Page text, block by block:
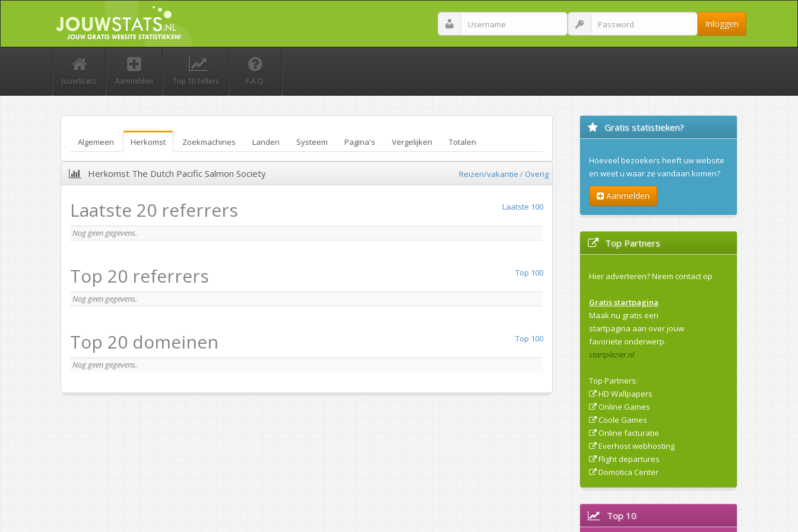
Inloggen
JouwStats Aanmelden Top 10 tellers F.A.Q.
Algemeen Herkomst Zoekmachines Landen Systeem Pagina's Vergelijken Totalen
Herkomst The Dutch Pacific Salmon Society Reizen/vakantie /Overig
Laatste 100
Laatste 20 referrers
Nog geen gegevens.
Top 100
Top 20 referrers
Nog geen gegevens.
Top 100
Top 20 domeinen
Nog geen gegevens.
Gratis statistieken?
Hoeveel bezoekers heeft uw website
en weet u waar ze vandaan komen?
Aanmelden
Top Partners
Hier adverteren?Neem contact op
Gratis startpagina
Maak nu gratis een
startpagina aan over jouw
favoriete onderwerp.
startplezier.nl
Top Partners:
HD Wallpapers
Online Games
Coole Games
Online facturatie
Everhost webhosting
Flight departures
Domotica Center
Top 10